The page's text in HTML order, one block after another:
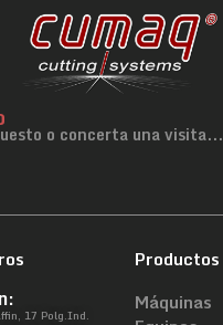
o concerta una visita...
17 Polg.Ind.
Productos
Máquinas